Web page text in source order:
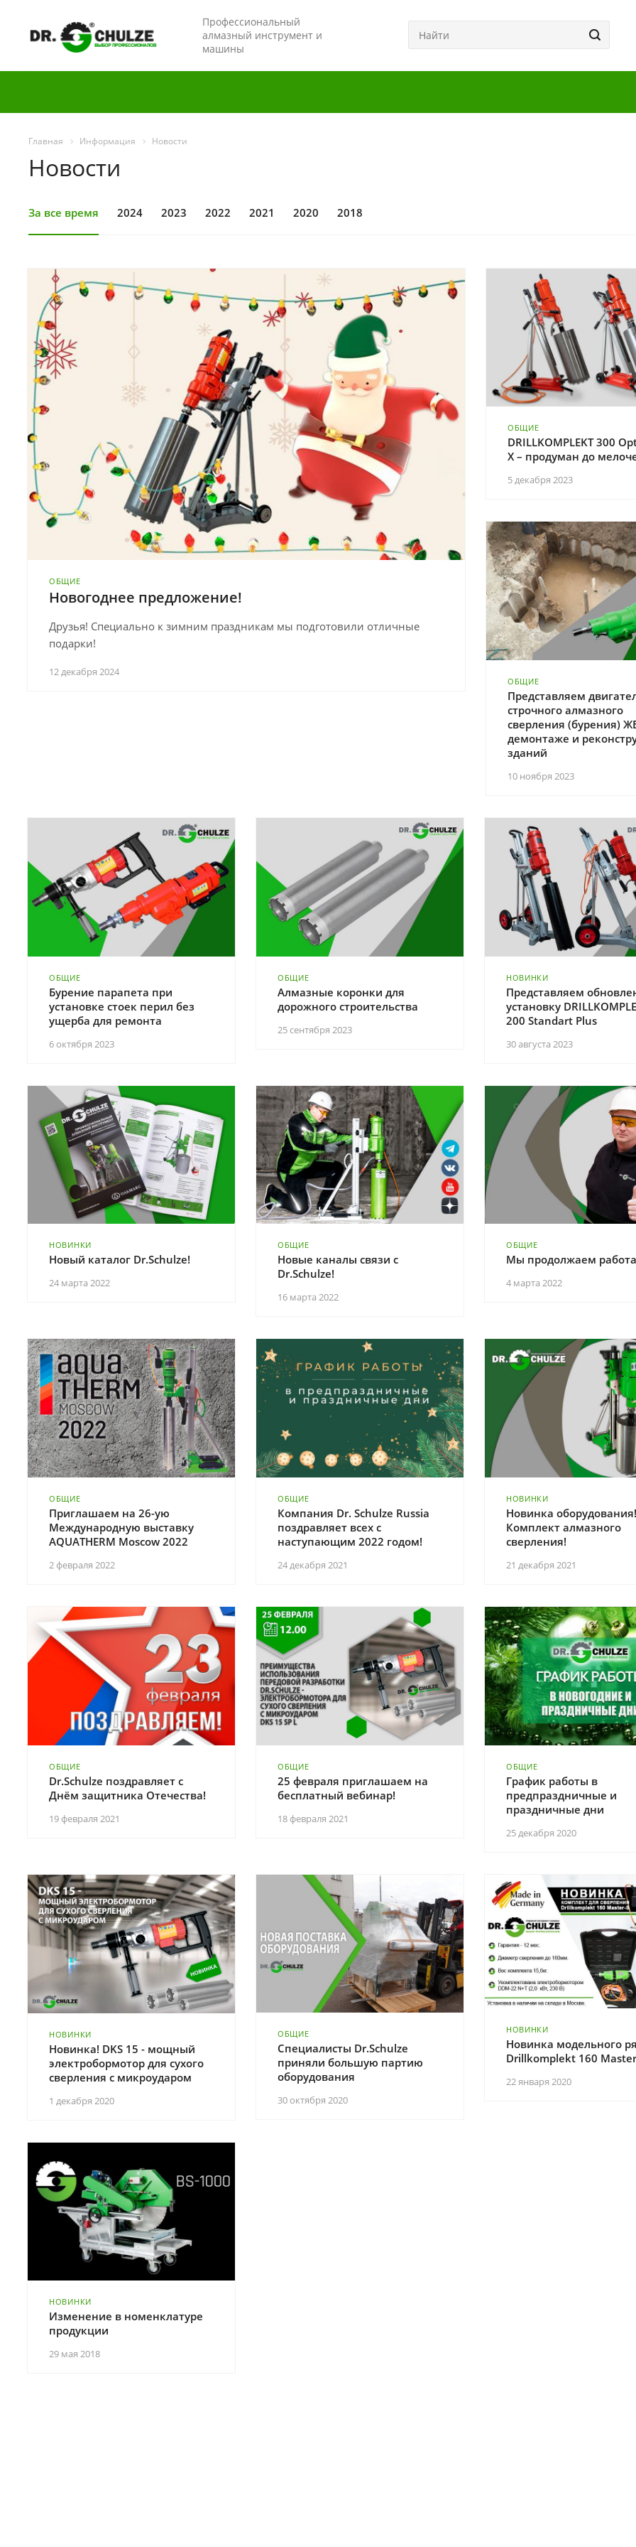
Профессиональный
алмазный инструмент и
машины
Главная Информация Новости
Новости
За все время 2024 2023 2022 2021 2020 2018
ОБЩИЕ
Новогоднее предложение!
Друзья! Специально к зимним праздникам мы подготовили отличные
подарки!
12 декабря 2024
ОБЩИЕ
DRILLKOMPLEKT 300
X – продуман до
5 декабря 2023
ОБЩИЕ
Представляем
строчного алмазного
сверления (бурения)
демонтаже и
зданий
10 ноября 2023
ОБЩИЕ
Бурение парапета при
установке стоек перил без
ущерба для ремонта
6 октября 2023
ОБЩИЕ
Алмазные коронки для
дорожного строительства
25 сентября 2023
НОВИНКИ
Представляем
установку
200 Standart Plus
30 августа 2023
НОВИНКИ
Новый каталог Dr.Schulze!
24 марта 2022
ОБЩИЕ
Новые каналы связи с
Dr.Schulze!
16 марта 2022
ОБЩИЕ
Мы продолжаем
4 марта 2022
ОБЩИЕ
Приглашаем на 26-ую
Международную выставку
AQUATHERM Moscow 2022
2 февраля 2022
ОБЩИЕ
Компания Dr. Schulze Russia
поздравляет всех с
наступающим 2022 годом!
24 декабря 2021
НОВИНКИ
Новинка оборудования!
Комплект алмазного
сверления!
21 декабря 2021
ОБЩИЕ
Dr.Schulze поздравляет с
Днём защитника Отечества!
19 февраля 2021
ОБЩИЕ
25 февраля приглашаем на
бесплатный вебинар!
18 февраля 2021
ОБЩИЕ
График работы в
предпраздничные и
праздничные дни
25 декабря 2020
НОВИНКИ
Новинка! DKS 15 - мощный
электробормотор для сухого
сверления с микроударом
1 декабря 2020
ОБЩИЕ
Специалисты Dr.Schulze
приняли большую партию
оборудования
30 октября 2020
НОВИНКИ
Новинка модельного
Drillkomplekt 160
22 января 2020
НОВИНКИ
Изменение в номенклатуре
продукции
29 мая 2018